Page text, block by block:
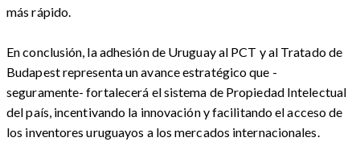
más rápido.
En conclusión, la adhesión de Uruguay al PCT y al Tratado de
Budapest representa un avance estratégico que -
seguramente- fortalecerá el sistema de Propiedad Intelectual
del país, incentivando la innovación y facilitando el acceso de
los inventores uruguayos a los mercados internacionales.